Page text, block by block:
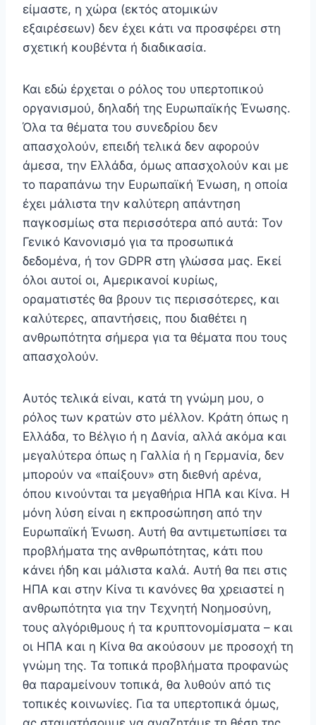
είμαστε, η χώρα (εκτός ατομικών
εξαιρέσεων) δεν έχει κάτι να προσφέρει στη
σχετική κουβέντα ή διαδικασία.
Και εδώ έρχεται ο ρόλος του υπερτοπικού
οργανισμού, δηλαδή της Ευρωπαϊκής Ένωσης.
Όλα τα θέματα του συνεδρίου δεν
απασχολούν, επειδή τελικά δεν αφορούν
άμεσα, την Ελλάδα, όμως απασχολούν και με
το παραπάνω την Ευρωπαϊκή Ένωση, η οποία
έχει μάλιστα την καλύτερη απάντηση
παγκοσμίως στα περισσότερα από αυτά: Τον
Γενικό Κανονισμό για τα προσωπικά
δεδομένα, ή τον GDPR στη γλώσσα μας. Εκεί
όλοι αυτοί οι, Αμερικανοί κυρίως,
οραματιστές θα βρουν τις περισσότερες, και
καλύτερες, απαντήσεις, που διαθέτει η
ανθρωπότητα σήμερα για τα θέματα που τους
απασχολούν.
Αυτός τελικά είναι, κατά τη γνώμη μου, ο
ρόλος των κρατών στο μέλλον. Κράτη όπως η
Ελλάδα, το Βέλγιο ή η Δανία, αλλά ακόμα και
μεγαλύτερα όπως η Γαλλία ή η Γερμανία, δεν
μπορούν να «παίξουν» στη διεθνή αρένα,
όπου κινούνται τα μεγαθήρια ΗΠΑ και Κίνα. Η
μόνη λύση είναι η εκπροσώπηση από την
Ευρωπαϊκή Ένωση. Αυτή θα αντιμετωπίσει τα
προβλήματα της ανθρωπότητας, κάτι που
κάνει ήδη και μάλιστα καλά. Αυτή θα πει στις
ΗΠΑ και στην Κίνα τι κανόνες θα χρειαστεί η
ανθρωπότητα για την Τεχνητή Νοημοσύνη,
τους αλγόριθμους ή τα κρυπτονομίσματα – και
οι ΗΠΑ και η Κίνα θα ακούσουν με προσοχή τη
γνώμη της. Τα τοπικά προβλήματα προφανώς
θα παραμείνουν τοπικά, θα λυθούν από τις
τοπικές κοινωνίες. Για τα υπερτοπικά όμως,